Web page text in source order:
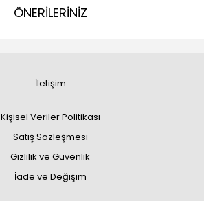
ÖNERİLERİNİZ
İletişim
Kişisel Veriler Politikası
Satış Sözleşmesi
Gizlilik ve Güvenlik
İade ve Değişim